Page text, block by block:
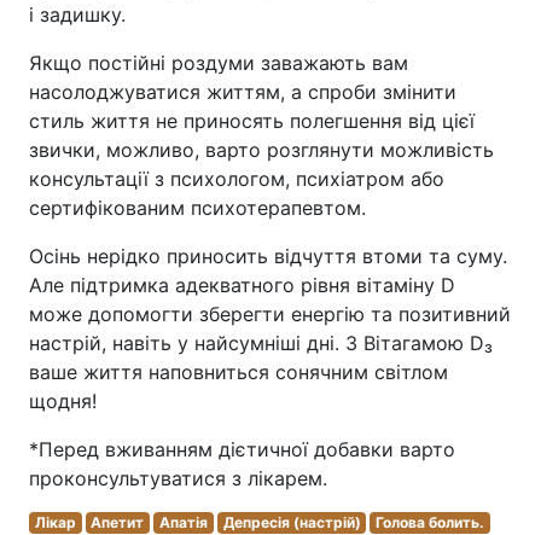
і задишку.
Якщо постійні роздуми заважають вам
насолоджуватися життям, а спроби змінити
стиль життя не приносять полегшення від цієї
звички, можливо, варто розглянути можливість
консультації з психологом, психіатром або
сертифікованим психотерапевтом.
Осінь нерідко приносить відчуття втоми та суму.
Але підтримка адекватного рівня вітаміну D
може допомогти зберегти енергію та позитивний
настрій, навіть у найсумніші дні. З Вітагамою D₃
ваше життя наповниться сонячним світлом
щодня!
*Перед вживанням дієтичної добавки варто
проконсультуватися з лікарем.
Лікар Апетит Апатія Депресія (настрій)
Голова болить.